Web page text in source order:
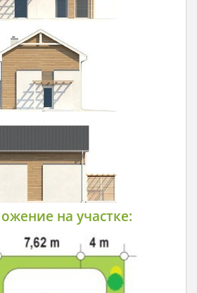
на участке: